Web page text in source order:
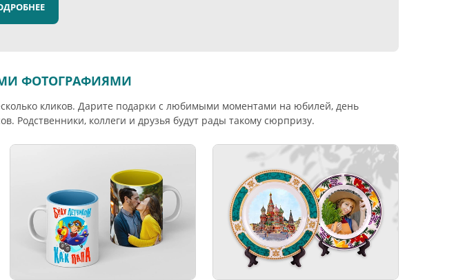
ФОТОГРАФИЯМИ
кликов. Дарите подарки с любимыми моментами на юбилей, день
Родственники, коллеги и друзья будут рады такому сюрпризу.